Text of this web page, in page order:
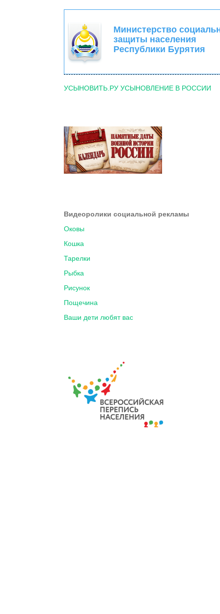
Министерство
защиты населения
Республики Бурятия
УСЫНОВИТЬ.РУ УСЫНОВЛЕНИЕ В РОССИИ
Видеоролики социальной рекламы
Оковы
Кошка
Тарелки
Рыбка
Рисунок
Пощечина
Ваши дети любят вас